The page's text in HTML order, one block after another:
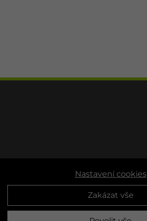
Nastavení cookies
Zakázat vše